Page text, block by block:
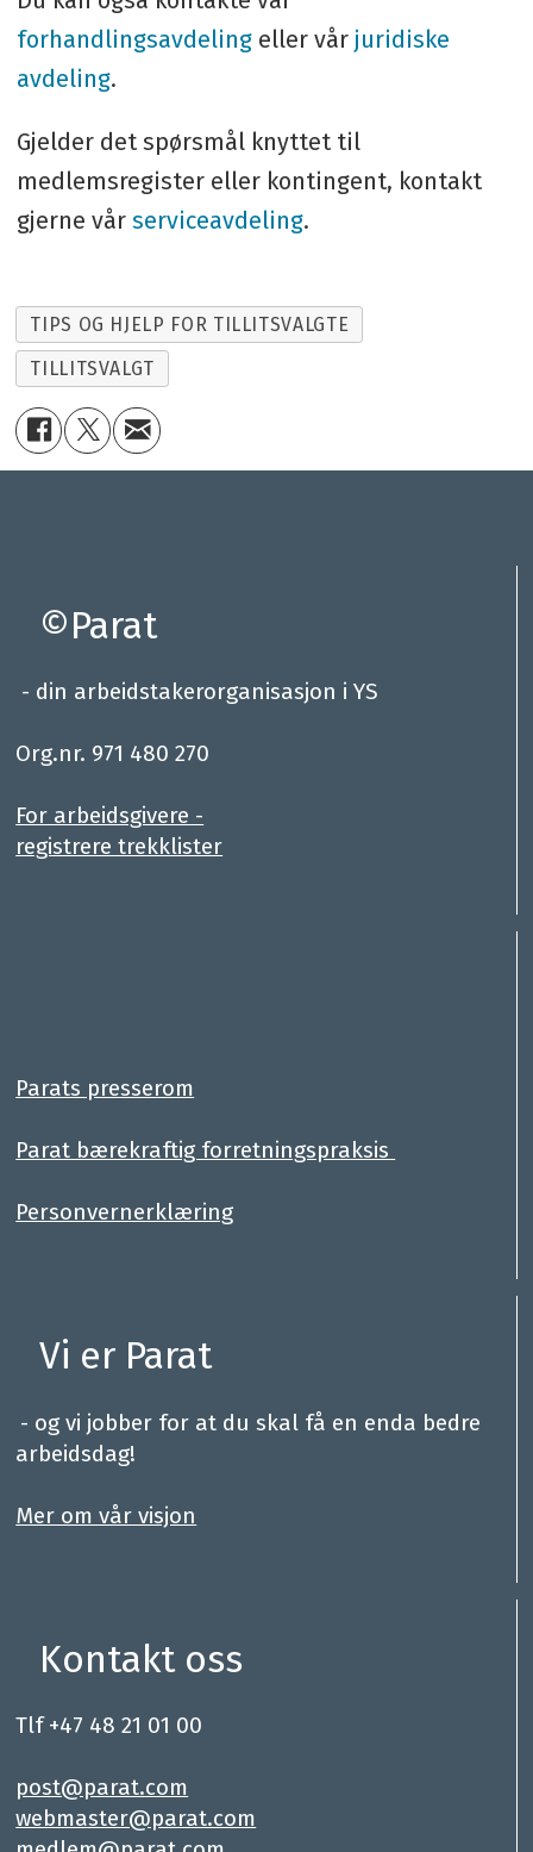
forhandlingsavdelingeller vår juridiske
avdeling.
Gjelder det spørsmål knyttet til
medlemsregister eller kontingent, kontakt
gjerne vår serviceavdeling.
TIPS OG HJELP FOR TILLITSVALGTE
TILLITSVALGT
©Parat
- din arbeidstakerorganisasjon i YS
Org.nr. 971 480 270
For arbeidsgivere -
registrere trekklister
Parats presserom
Parat bærekraftig forretningspraksis
Personvernerklæring
Vi er Parat
- og vi jobber for at du skal få en enda bedre
arbeidsdag!
Mer om vår visjon
Kontakt oss
Tlf +47 48 21 01 00
post@parat.com
webmaster@parat.com